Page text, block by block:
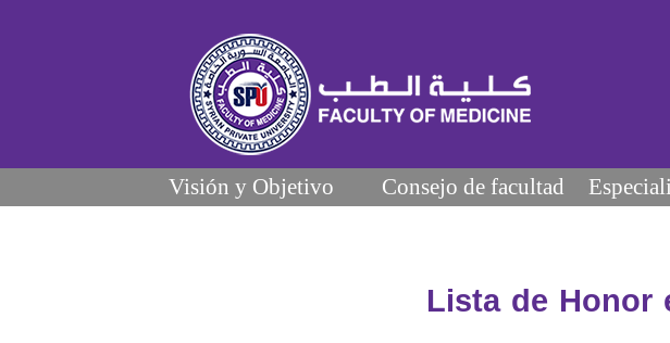
Visión y Objetivo Consejo de facultad
Lista de Honor